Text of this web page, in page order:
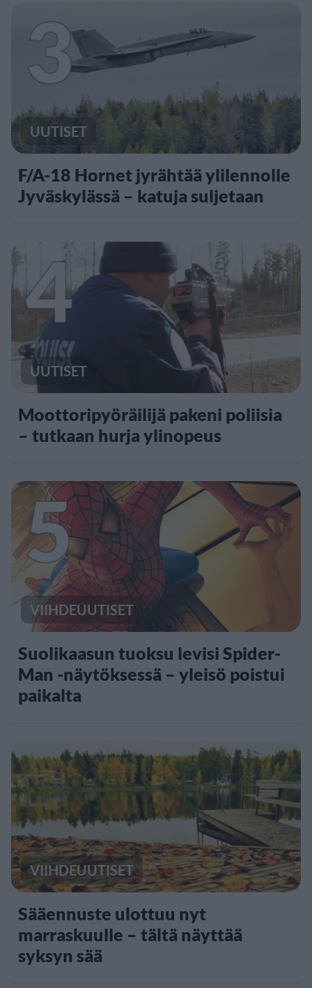
3
UUTISET
F/A-18 Hornet jyrähtää ylilennolle
Jyväskylässä – katuja suljetaan
4
UUTISET
Moottoripyöräilijä pakeni poliisia
– tutkaan hurja ylinopeus
5
VIIHDEUUTISET
Suolikaasun tuoksu levisi Spider-
Man -näytöksessä – yleisö poistui
paikalta
VIIHDEUUTISET
Sääennuste ulottuu nyt
marraskuulle – tältä näyttää
syksyn sää